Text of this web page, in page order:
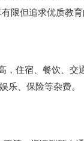
限但追求优质教育
住宿、餐饮、
乐、保险等杂费。